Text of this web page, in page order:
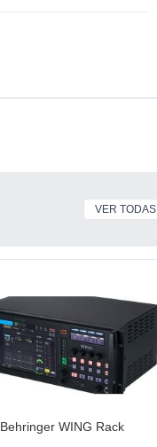
VER TODAS
Behringer WING Rack